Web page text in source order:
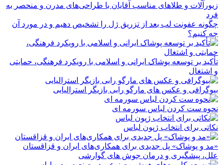
زیورآلات و طلاهای مناسب آقایان با طراحی‌های مدرن و منحصر به
فرد
چگونه عفونت لب بعد از تزریق ژل را تشخیص دهیم و در مورد آن
چه کنیم؟
تأکید بر توسعه پوشاک ایرانی و اسلامی با رویکرد فرهنگی، حمایتی
و اشتغال
بیوگرافی و عکس های مارگو رابی بازیگر استرالیایی
نحوه ست کردن لباس سورمه ای
نکاتی برای انتخاب ژپون لباس
«مد و پوشاک» پل جدیدی برای همکاری‌های ایران و قزاقستان
علل، پیشگیری و درمان جوش های گوارشی